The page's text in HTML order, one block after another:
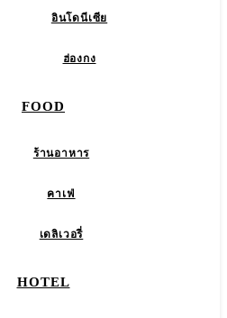
อินโดนีเซีย
ฮ่องกง
FOOD
ร้านอาหาร
คาเฟ่
เดลิเวอรี่
HOTEL